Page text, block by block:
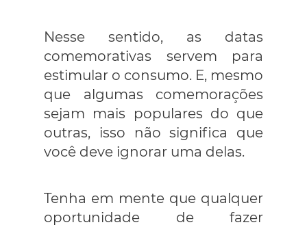
Nesse sentido, as datas
comemorativas servem para
estimular o consumo. E, mesmo
que algumas comemorações
sejam mais populares do que
outras, isso não significa que
você deve ignorar uma delas.
Tenha em mente que qualquer
oportunidade de fazer